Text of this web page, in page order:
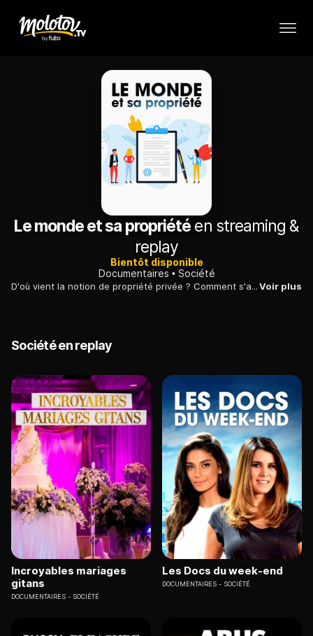
Le monde et sa propriété en streaming &
replay
Bientôt disponible
Documentaires
Société
D'où vient la notion de propriété privée ? Comment s'applique-t-elle aux questions du corps, du travail, de l'intelligence ou de la nature ?Voir plus
Société en replay
Incroyables mariages
gitans
DOCUMENTAIRES SOCIÉTÉ
Les Docs du week-end
DOCUMENTAIRES SOCIÉTÉ